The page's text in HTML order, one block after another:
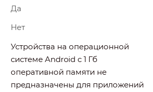
Да
Нет
Устройства на операционной
системе Android с 1 Гб
оперативной памяти не
предназначены для приложений